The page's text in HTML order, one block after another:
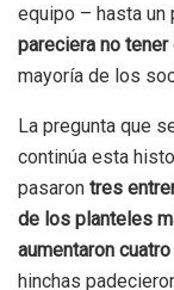
equipo – hasta
pareciera no tener
mayoría de los
La pregunta que
continúa esta
pasaron tres
de los planteles
aumentaron
hinchas